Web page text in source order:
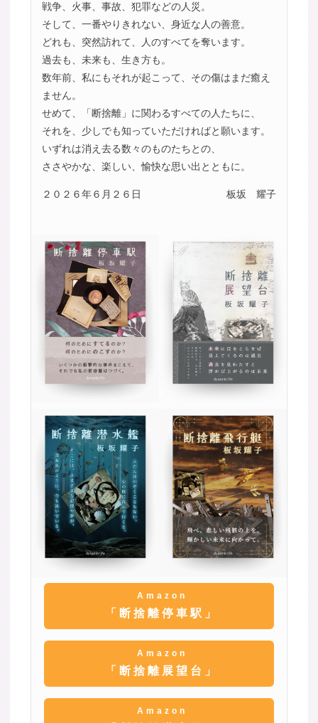
戦争、火事、事故、犯罪などの人災。
そして、一番やりきれない、身近な人の善意。
どれも、突然訪れて、人のすべてを奪います。
過去も、未来も、生き方も。
数年前、私にもそれが起こって、その傷はまだ癒え
ません。
せめて、「断捨離」に関わるすべての人たちに、
それを、少しでも知っていただければと願います。
いずれは消え去る数々のものたちとの、
ささやかな、楽しい、愉快な思い出とともに。
２０２６年６月２６日 板坂 耀子
Amazon
「断捨離停車駅」
Amazon
「断捨離展望台」
Amazon